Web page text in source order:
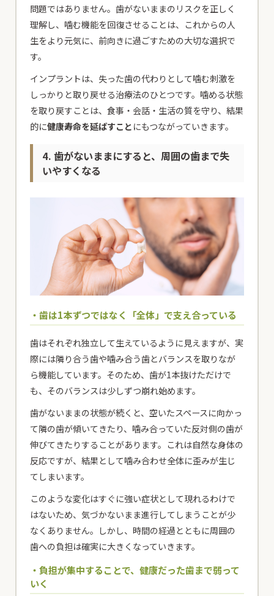
問題ではありません。歯がないままのリスクを正しく
理解し、噛む機能を回復させることは、これからの人
生をより元気に、前向きに過ごすための大切な選択で
す。
インプラントは、失った歯の代わりとして噛む刺激を
しっかりと取り戻せる治療法のひとつです。噛める状態
を取り戻すことは、食事・会話・生活の質を守り、結果
的に健康寿命を延ばすこと にもつながっていきます。
4. 歯がないままにすると、周囲の歯まで失
いやすくなる
・歯は1本ずつではなく「全体」で支え合っている
歯はそれぞれ独立して生えているように見えますが、実
際には隣り合う歯や噛み合う歯とバランスを取りなが
ら機能しています。そのため、歯が1本抜けただけで
も、そのバランスは少しずつ崩れ始めます。
歯がないままの状態が続くと、空いたスペースに向かっ
て隣の歯が傾いてきたり、噛み合っていた反対側の歯が
伸びてきたりすることがあります。これは自然な身体の
反応ですが、結果として噛み合わせ全体に歪みが生じ
てしまいます。
このような変化はすぐに強い症状として現れるわけで
はないため、気づかないまま進行してしまうことが少
なくありません。しかし、時間の経過とともに周囲の
歯への負担は確実に大きくなっていきます。
・負担が集中することで、健康だった歯まで弱って
いく